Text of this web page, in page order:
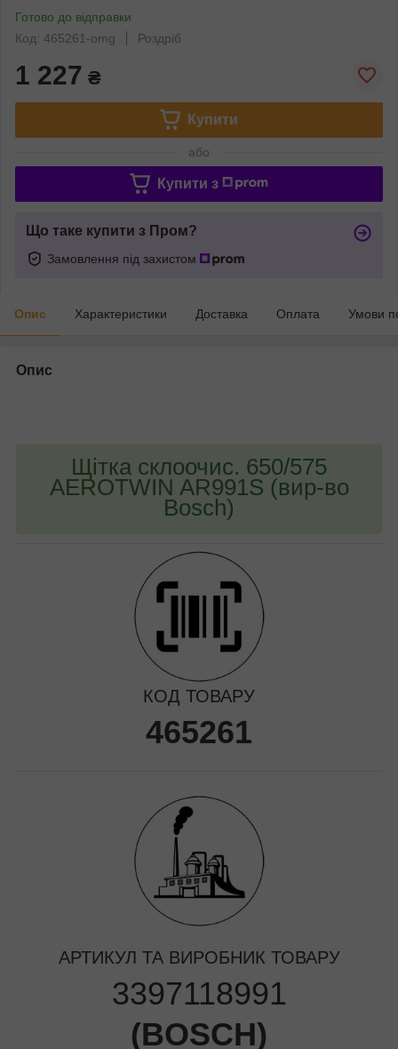
Готово до відправки
Код: 465261-omg
Роздріб
1 227 ₴
Купити
або
Купити з
Що таке купити з Пром?
Замовлення під захистом
Опис Характеристики Доставка Оплата Умови
Опис
Щітка склоочис. 650/575
AEROTWIN AR991S (вир-во
Bosch)
КОД ТОВАРУ
465261
АРТИКУЛ ТА ВИРОБНИК ТОВАРУ
3397118991
(BOSCH)